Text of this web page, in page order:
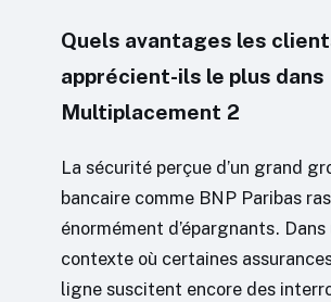
Quels avantages les
apprécient-ils le plus dans
Multiplacement 2
La sécurité perçue d’un grand
bancaire comme BNP Paribas
énormément d’épargnants. Dans
contexte où certaines
ligne suscitent encore des